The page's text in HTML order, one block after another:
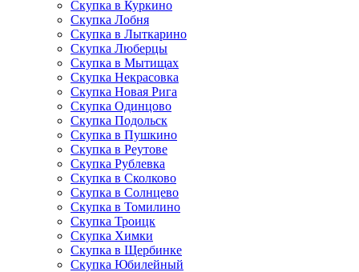
Скупка в Куркино
Скупка Лобня
Скупка в Лыткарино
Скупка Люберцы
Скупка в Мытищах
Скупка Некрасовка
Скупка Новая Рига
Скупка Одинцово
Скупка Подольск
Скупка в Пушкино
Скупка в Реутове
Скупка Рублевка
Скупка в Сколково
Скупка в Солнцево
Скупка в Томилино
Скупка Троицк
Скупка Химки
Скупка в Щербинке
Скупка Юбилейный